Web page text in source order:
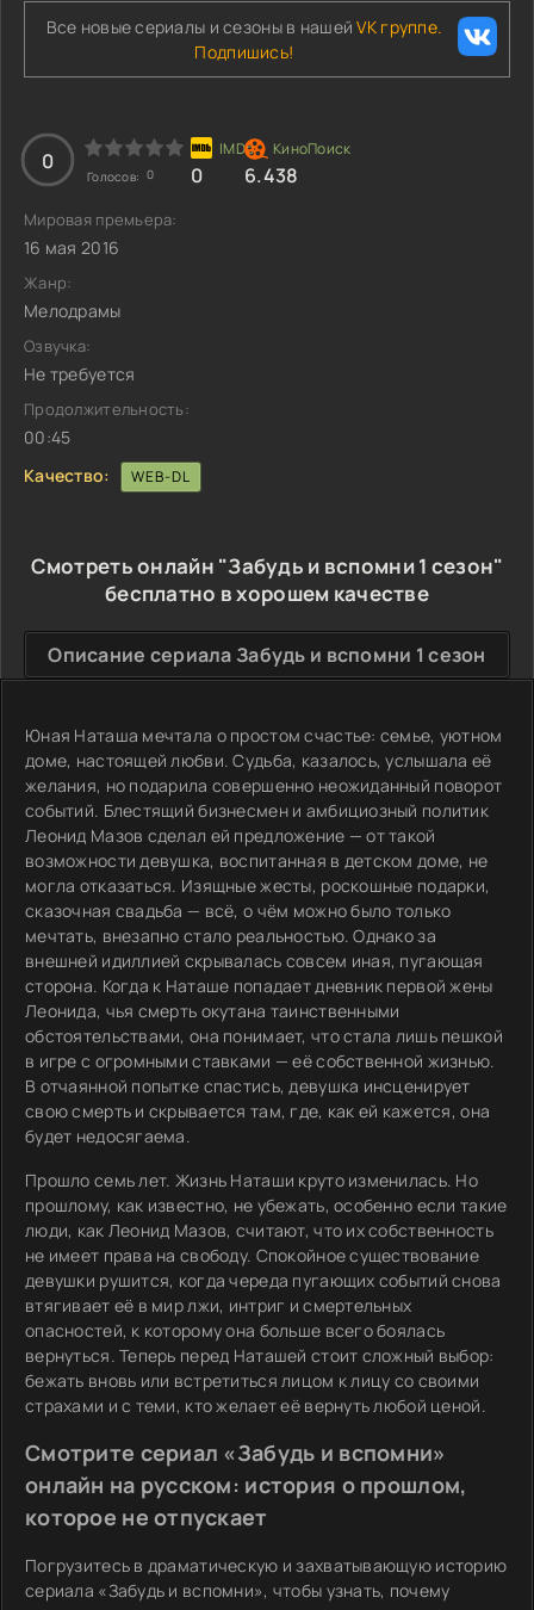
Все новые сериалы и сезоны в нашейVK группе.
Подпишись!
0
Голосов: 0 0 6.438
Мировая премьера:
16 мая 2016
Жанр:
Мелодрамы
Озвучка:
Не требуется
Продолжительность:
00:45
Качество:
WEB-DL
Смотреть онлайн "Забудь и вспомни 1 сезон"
бесплатно в хорошем качестве
Описание сериала Забудь и вспомни 1 сезон
Юная Наташа мечтала о простом счастье: семье, уютном
доме, настоящей любви. Судьба, казалось, услышала её
желания, но подарила совершенно неожиданный поворот
событий. Блестящий бизнесмен и амбициозный политик
Леонид Мазов сделал ей предложение — от такой
возможности девушка, воспитанная в детском доме, не
могла отказаться. Изящные жесты, роскошные подарки,
сказочная свадьба — всё, о чём можно было только
мечтать, внезапно стало реальностью. Однако за
внешней идиллией скрывалась совсем иная, пугающая
сторона. Когда к Наташе попадает дневник первой жены
Леонида, чья смерть окутана таинственными
обстоятельствами, она понимает, что стала лишь пешкой
в игре с огромными ставками — её собственной жизнью.
В отчаянной попытке спастись, девушка инсценирует
свою смерть и скрывается там, где, как ей кажется, она
будет недосягаема.
Прошло семь лет. Жизнь Наташи круто изменилась. Но
прошлому, как известно, не убежать, особенно если такие
люди, как Леонид Мазов, считают, что их собственность
не имеет права на свободу. Спокойное существование
девушки рушится, когда череда пугающих событий снова
втягивает её в мир лжи, интриг и смертельных
опасностей, к которому она больше всего боялась
вернуться. Теперь перед Наташей стоит сложный выбор:
бежать вновь или встретиться лицом к лицу со своими
страхами и с теми, кто желает её вернуть любой ценой.
Смотрите сериал «Забудь и вспомни»
онлайн на русском: история о прошлом,
которое не отпускает
Погрузитесь в драматическую и захватывающую историю
сериала «Забудь и вспомни», чтобы узнать, почему